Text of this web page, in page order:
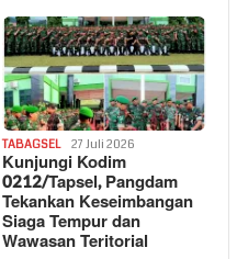
TABAGSEL 27 Juli 2026
Kunjungi Kodim
0212/Tapsel, Pangdam
Tekankan Keseimbangan
Siaga Tempur dan
Wawasan Teritorial